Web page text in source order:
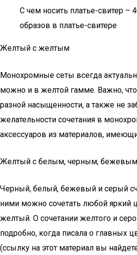
С чем носить платье-свитер –
образов в платье-свитере
Желтый с желтым
Монохромные сеты всегда
можно и в желтой гамме. Важно,
разной насыщенности, а также не
желательности сочетания в
аксессуаров из материалов,
Желтый с белым, черным,
Черный, белый, бежевый и серый
ними можно сочетать любой яркий
желтый. О сочетании желтого и
подробно, когда писала о главных
(ссылку на этот материал вы